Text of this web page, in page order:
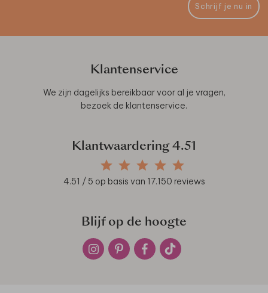
Schrijf je nu in
Klantenservice
We zijn dagelijks bereikbaar voor al je vragen,
bezoek de klantenservice.
Klantwaardering 4.51
4.51 / 5 op basis van 17.150 reviews
Blijf op de hoogte